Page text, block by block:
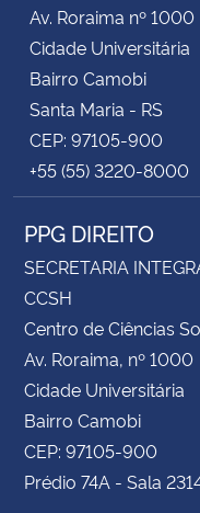
Av. Roraima nº 1000
Cidade Universitária
Bairro Camobi
Santa Maria - RS
CEP: 97105-900
+55 (55) 3220-8000
PPG DIREITO
SECRETARIA
CCSH
Centro de Ciências
Av. Roraima, nº 1000
Cidade Universitária
Bairro Camobi
CEP: 97105-900
Prédio 74A - Sala